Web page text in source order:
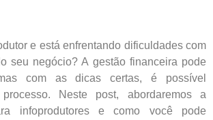
e está enfrentando dificuldades com
seu negócio? A gestão financeira pode
com as dicas certas, é possível
Neste post, abordaremos a
infoprodutores e como você pode